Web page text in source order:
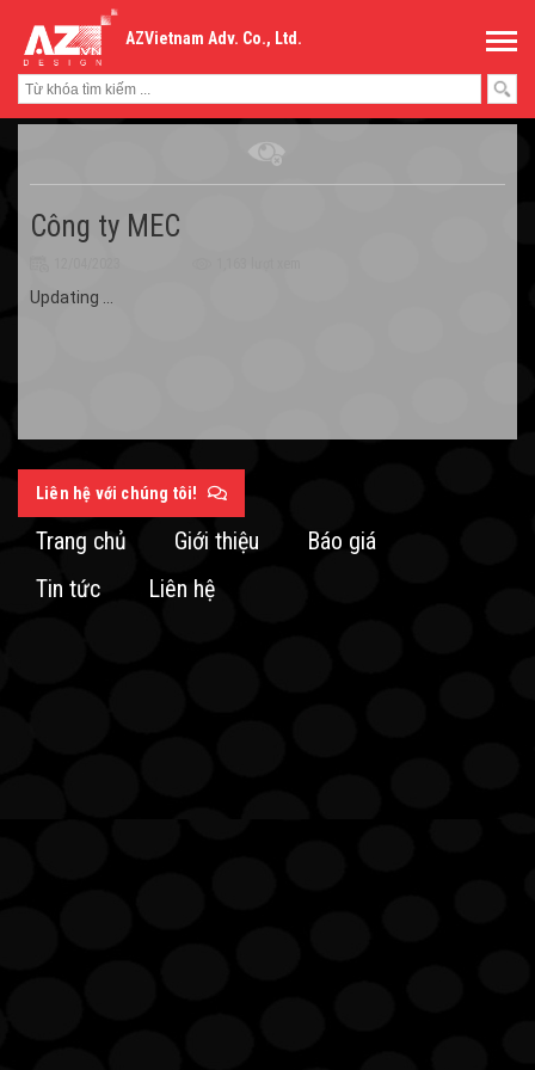
AZVietnam Adv. Co., Ltd.
Công ty MEC
Updating ...
Liên hệ với chúng tôi!
Trang chủ Giới thiệu
Báo giá
Tin tức
Liên hệ